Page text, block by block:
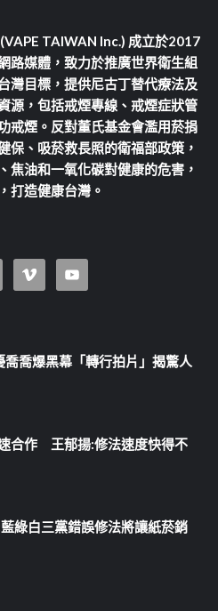
TAIWAN Inc.) 成立於2017
路媒體，致力於推廣世界衛生組
灣目標，提供尼古丁替代療法及
源，包括戒煙專線、戒煙症狀管
戒煙。反對董氏基金會濫用菸捐
保、吸菸救長照的衛福部政策，
焦油和一氧化碳對健康的危害，
打造健康台灣。
喬爆黑幕「轉行拍片」揭驚人
合作 王郁揚:修法速度快得不
綠白三黨錯誤修法將讓紙菸銷